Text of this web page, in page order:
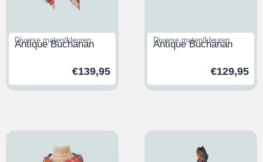
Antique Buchanan
Diverse maten/kleuren
€139,95
Antique Buchanan
Diverse maten/kleuren
€129,95